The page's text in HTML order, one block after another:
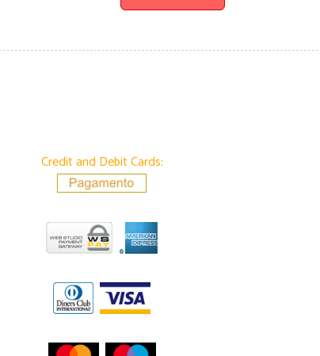
Credit and Debit Cards: